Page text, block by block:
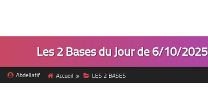
Les 2 Bases du Jour de 6/10/2025
Abdellatif Accueil LES 2 BASES